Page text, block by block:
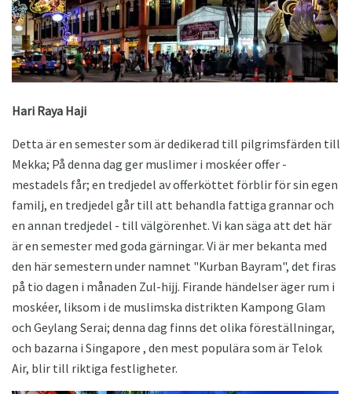
Hari Raya Haji
Detta är en semester som är dedikerad till pilgrimsfärden till
Mekka; På denna dag ger muslimer i moskéer offer -
mestadels får; en tredjedel av offerköttet förblir för sin egen
familj, en tredjedel går till att behandla fattiga grannar och
en annan tredjedel - till välgörenhet. Vi kan säga att det här
är en semester med goda gärningar. Vi är mer bekanta med
den här semestern under namnet "Kurban Bayram", det firas
på tio dagen i månaden Zul-hijj. Firande händelser äger rum i
moskéer, liksom i de muslimska distrikten Kampong Glam
och Geylang Serai; denna dag finns det olika föreställningar,
och bazarna i Singapore , den mest populära som är Telok
Air, blir till riktiga festligheter.